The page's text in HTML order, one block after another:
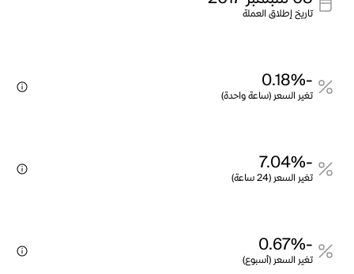
تاريخ إطلاق العملة
-0.18%
تغير السعر (ساعة واحدة)
-7.04%
تغير السعر (24 ساعة)
-0.67%
تغير السعر (أسبوع)